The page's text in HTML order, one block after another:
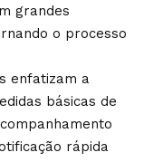
grandes
o processo
enfatizam a
básicas de
rápida